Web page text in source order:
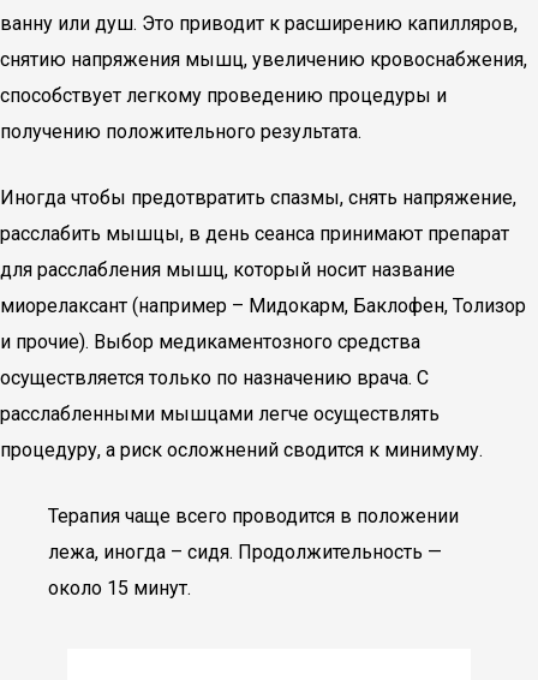
ванну или душ. Это приводит к расширению капилляров,
снятию напряжения мышц, увеличению кровоснабжения,
способствует легкому проведению процедуры и
получению положительного результата.
Иногда чтобы предотвратить спазмы, снять напряжение,
расслабить мышцы, в день сеанса принимают препарат
для расслабления мышц, который носит название
миорелаксант (например – Мидокарм, Баклофен, Толизор
и прочие). Выбор медикаментозного средства
осуществляется только по назначению врача. С
расслабленными мышцами легче осуществлять
процедуру, а риск осложнений сводится к минимуму.
Терапия чаще всего проводится в положении
лежа, иногда – сидя. Продолжительность —
около 15 минут.